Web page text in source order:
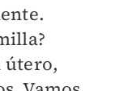
útero,